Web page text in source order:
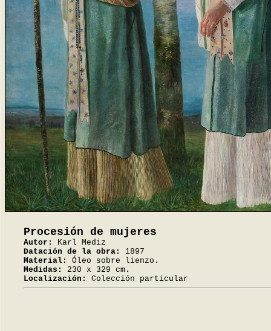
Procesión de mujeres
Autor:
Karl Mediz
Datación de la obra:
1897
Material:
Óleo sobre lienzo.
Medidas:
230 x 329 cm.
Localización:
Colección particular